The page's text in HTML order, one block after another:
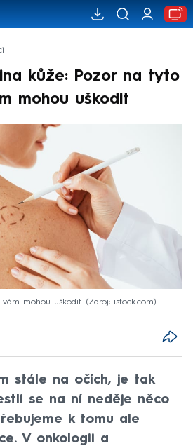
kůže: Pozor na tyto
mohou uškodit
mohou uškodit. Zdroj: istock.com
stále na očích, je tak
se na ní neděje něco
k tomu ale
V onkologii a